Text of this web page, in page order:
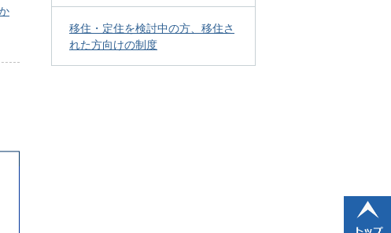
移住・定住を検討中の方、移住さ
れた方向けの制度